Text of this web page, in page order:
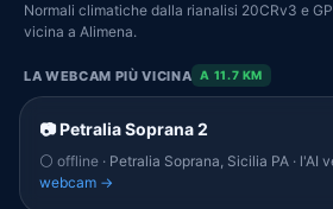
Normali climatiche dalla rianalisi 20CRv3 e
vicina a Alimena.
LA WEBCAM PIÙ VICINA A 11.7 KM
📷 Petralia Soprana 2
⚪ offline · Petralia Soprana, Sicilia PA · l'AI
webcam →